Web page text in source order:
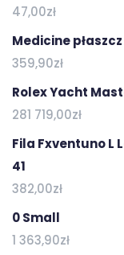
47,00zł
Medicine
359,90zł
Rolex Yacht
281 719,00zł
Fila Fxventuno L
41
382,00zł
0 Small
1 363,90zł